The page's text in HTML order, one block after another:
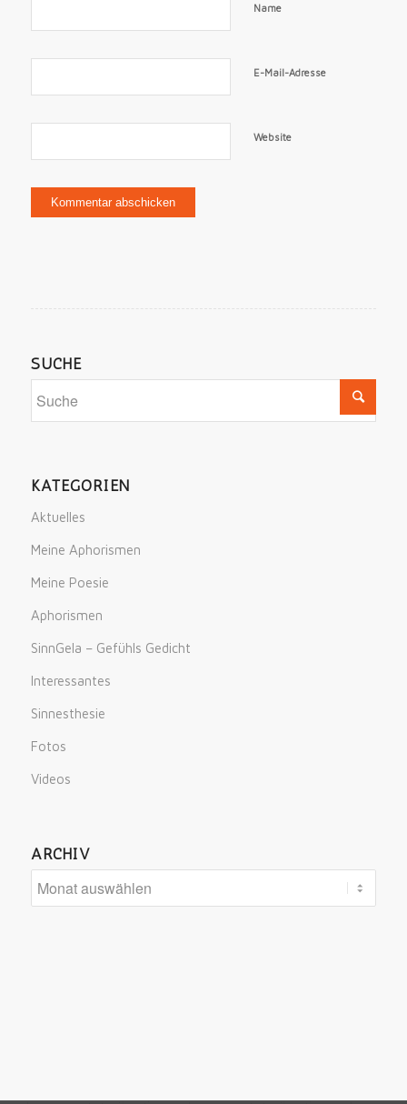
Name
E-Mail-Adresse
Website
SUCHE
KATEGORIEN
Aktuelles
Meine Aphorismen
Meine Poesie
Aphorismen
SinnGela – Gefühls Gedicht
Interessantes
Sinnesthesie
Fotos
Videos
ARCHIV